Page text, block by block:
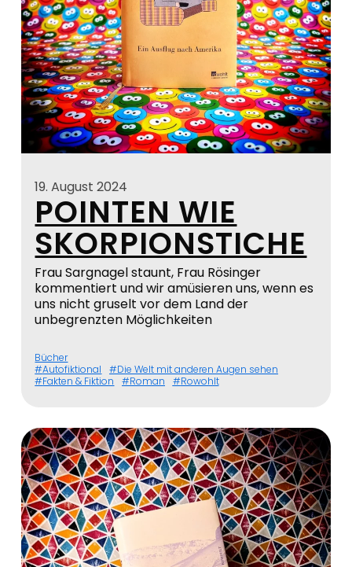
19. August 2024
POINTEN WIE
SKORPIONSTICHE
Frau Sargnagel staunt, Frau Rösinger
kommentiert und wir amüsieren uns, wenn es
uns nicht gruselt vor dem Land der
unbegrenzten Möglichkeiten
Bücher
Autofiktional
Die Welt mit anderen Augen sehen
Fakten & Fiktion
Roman Rowohlt